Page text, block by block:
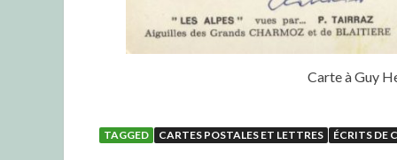
Carte à Guy
TAGGED CARTES POSTALES ET LETTRES ÉCRITS DE